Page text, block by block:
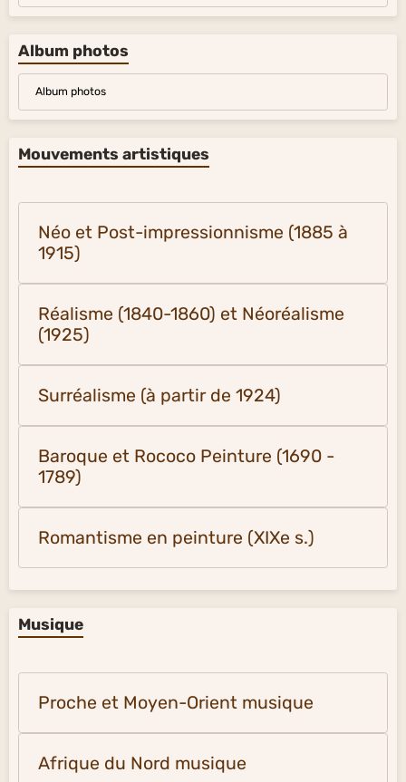
Album photos
Album photos
Mouvements artistiques
Néo et Post-impressionnisme (1885 à
1915)
Réalisme (1840-1860) et Néoréalisme
(1925)
Surréalisme (à partir de 1924)
Baroque et Rococo Peinture (1690 -
1789)
Romantisme en peinture (XIXe s.)
Musique
Proche et Moyen-Orient musique
Afrique du Nord musique